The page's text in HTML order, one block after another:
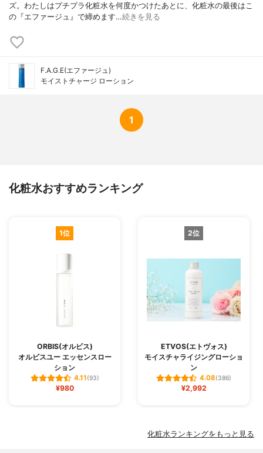
ズ。わたしはプチプラ化粧水を何度かつけたあとに、化粧水の最後はこ
の『エファージュ』で締めます…続きを見る
F.A.G.E(エファージュ)
モイストチャージ ローション
1
化粧水おすすめランキング
1位
ORBIS(オルビス)
オルビスユー エッセンスロー
ション
4.11(93)
¥980
2位
ETVOS(エトヴォス)
モイスチャライジングローショ
ン
4.08(386)
¥2,992
化粧水ランキングをもっと見る